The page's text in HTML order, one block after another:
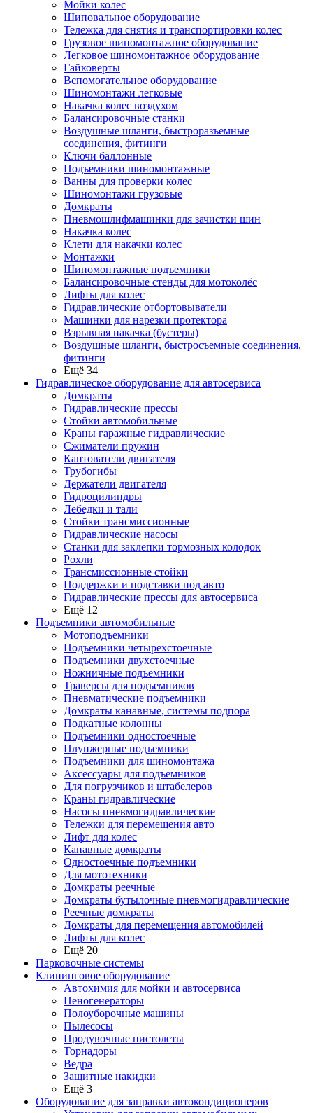
Мойки колес
Шиповальное оборудование
Тележка для снятия и транспортировки колес
Грузовое шиномонтажное оборудование
Легковое шиномонтажное оборудование
Гайковерты
Вспомогательное оборудование
Шиномонтажи легковые
Накачка колес воздухом
Балансировочные станки
Воздушные шланги, быстроразъемные
соединения, фитинги
Ключи баллонные
Подъемники шиномонтажные
Ванны для проверки колес
Шиномонтажи грузовые
Домкраты
Пневмошлифмашинки для зачистки шин
Накачка колес
Клети для накачки колес
Монтажки
Шиномонтажные подъемники
Балансировочные стенды для мотоколёс
Лифты для колес
Гидравлические отбортовыватели
Машинки для нарезки протектора
Взрывная накачка (бустеры)
Воздушные шланги, быстросъемные соединения,
фитинги
Ещё 34
Гидравлическое оборудование для автосервиса
Домкраты
Гидравлические прессы
Стойки автомобильные
Краны гаражные гидравлические
Сжиматели пружин
Кантователи двигателя
Трубогибы
Держатели двигателя
Гидроцилиндры
Лебедки и тали
Стойки трансмиссионные
Гидравлические насосы
Cтанки для заклепки тормозных колодок
Рохли
Трансмиссионные стойки
Поддержки и подставки под авто
Гидравлические прессы для автосервиса
Ещё 12
Подъемники автомобильные
Мотоподъемники
Подъемники четырехстоечные
Подъемники двухстоечные
Ножничные подъемники
Траверсы для подъемников
Пневматические подъемники
Домкраты канавные, системы подпора
Подкатные колонны
Подъемники одностоечные
Плунжерные подъемники
Подъемники для шиномонтажа
Аксессуары для подъемников
Для погрузчиков и штабелеров
Краны гидравлические
Насосы пневмогидравлические
Тележки для перемещения авто
Лифт для колес
Канавные домкраты
Одностоечные подъемники
Для мототехники
Домкраты реечные
Домкраты бутылочные пневмогидравлические
Реечные домкраты
Домкраты для перемещения автомобилей
Лифты для колес
Ещё 20
Парковочные системы
Клининговое оборудование
Автохимия для мойки и автосервиса
Пеногенераторы
Полоуборочные машины
Пылесосы
Продувочные пистолеты
Торнадоры
Ведра
Защитные накидки
Ещё 3
Оборудование для заправки автокондиционеров